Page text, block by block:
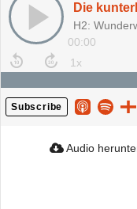
Die
H2:
00:00
Subscribe
Audio